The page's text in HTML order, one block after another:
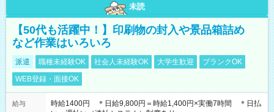
未読
【50代も活躍中！】印刷物の封入や景品箱詰め
など作業はいろいろ
派遣 職種未経験OK 社会人未経験OK 大学生歓迎
ブランクOK
WEB登録・面接OK
給与
時給1400円 ＊日給9,800円＝時給1,400円×実働7時間 ＊日払